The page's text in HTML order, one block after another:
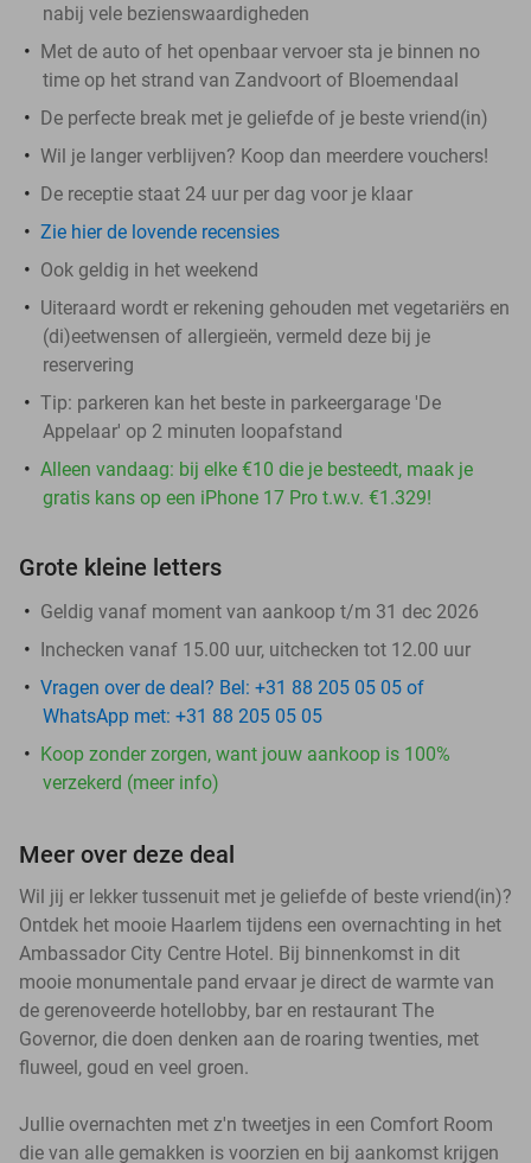
nabij vele bezienswaardigheden
Met de auto of het openbaar vervoer sta je binnen no
time op het strand van Zandvoort of Bloemendaal
De perfecte break met je geliefde of je beste vriend(in)
Wil je langer verblijven? Koop dan meerdere vouchers!
De receptie staat 24 uur per dag voor je klaar
Zie hier de lovende recensies
Ook geldig in het weekend
Uiteraard wordt er rekening gehouden met vegetariërs en
(di)eetwensen of allergieën, vermeld deze bij je
reservering
Tip: parkeren kan het beste in parkeergarage 'De
Appelaar' op 2 minuten loopafstand
Alleen vandaag: bij elke €10 die je besteedt, maak je
gratis kans op een iPhone 17 Pro t.w.v. €1.329!
Grote kleine letters
Geldig vanaf moment van aankoop t/m 31 dec 2026
Inchecken vanaf 15.00 uur, uitchecken tot 12.00 uur
Vragen over de deal? Bel: +31 88 205 05 05 of
WhatsApp met: +31 88 205 05 05
Koop zonder zorgen, want jouw aankoop is 100%
verzekerd (meer info)
Meer over deze deal
Wil jij er lekker tussenuit met je geliefde of beste vriend(in)?
Ontdek het mooie Haarlem tijdens een overnachting in het
Ambassador City Centre Hotel. Bij binnenkomst in dit
mooie monumentale pand ervaar je direct de warmte van
de gerenoveerde hotellobby, bar en restaurant The
Governor, die doen denken aan de roaring twenties, met
fluweel, goud en veel groen.
Jullie overnachten met z'n tweetjes in een Comfort Room
die van alle gemakken is voorzien en bij aankomst krijgen